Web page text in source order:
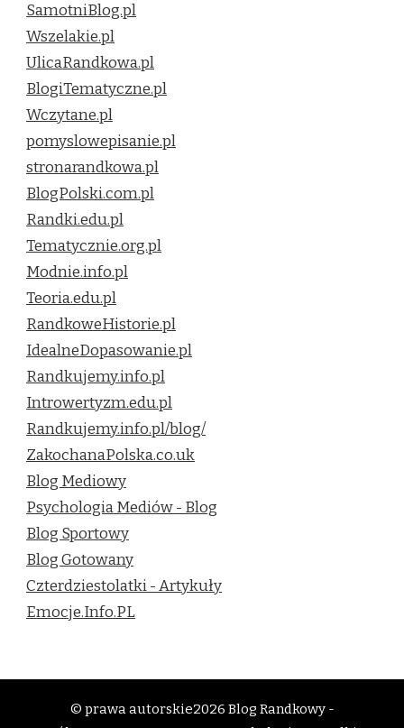
SamotniBlog.pl
Wszelakie.pl
UlicaRandkowa.pl
BlogiTematyczne.pl
Wczytane.pl
pomyslowepisanie.pl
stronarandkowa.pl
BlogPolski.com.pl
Randki.edu.pl
Tematycznie.org.pl
Modnie.info.pl
Teoria.edu.pl
RandkoweHistorie.pl
IdealneDopasowanie.pl
Randkujemy.info.pl
Introwertyzm.edu.pl
Randkujemy.info.pl/blog/
ZakochanaPolska.co.uk
Blog Mediowy
Psychologia Mediów - Blog
Blog Sportowy
Blog Gotowany
Czterdziestolatki - Artykuły
Emocje.Info.PL
© prawa autorskie2026 Blog Randkowy -